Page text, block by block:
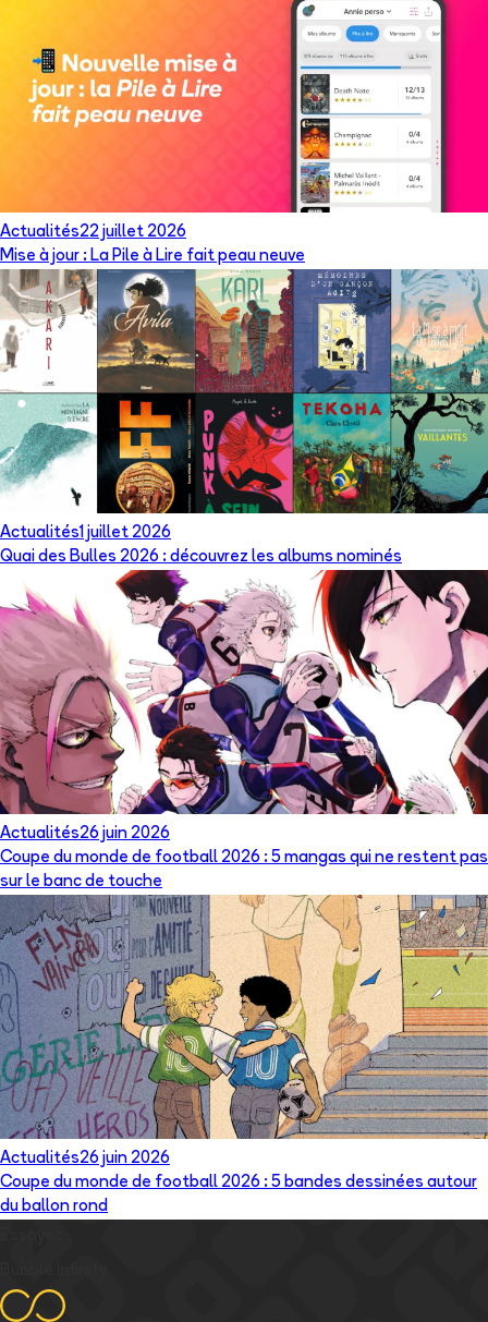
Actualités22 juillet 2026
Mise à jour : La Pile à Lire fait peau neuve
Actualités1 juillet 2026
Quai des Bulles 2026 : découvrez les albums nominés
Actualités26 juin 2026
Coupe du monde de football 2026 : 5 mangas qui ne restent pas
sur le banc de touche
Actualités26 juin 2026
Coupe du monde de football 2026 : 5 bandes dessinées autour
du ballon rond